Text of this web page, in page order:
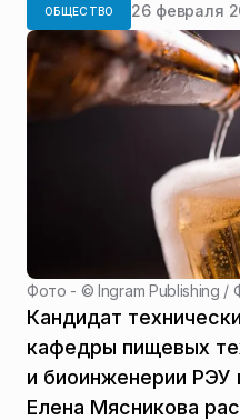
ОБЩЕСТВО 26 февраля
Фото - ©Ingram Publishing /
Кандидат
кафедры пищевых
и биоинженерии РЭУ
Елена Мясникова